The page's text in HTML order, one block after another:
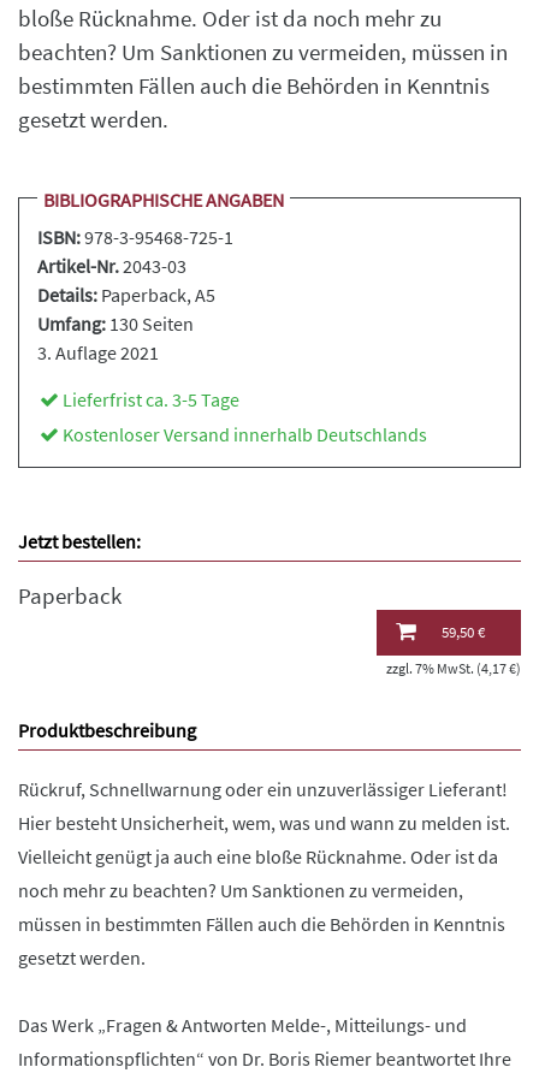
bloße Rücknahme. Oder ist da noch mehr zu
beachten? Um Sanktionen zu vermeiden, müssen in
bestimmten Fällen auch die Behörden in Kenntnis
gesetzt werden.
BIBLIOGRAPHISCHE ANGABEN
ISBN:978-3-95468-725-1
Artikel-Nr.2043-03
Details: Paperback, A5
Umfang: 130 Seiten
3. Auflage 2021
Lieferfrist ca. 3-5 Tage
Kostenloser Versand innerhalb Deutschlands
Jetzt bestellen:
Paperback
59,50 €
zzgl. 7% MwSt. (4,17 €)
Produktbeschreibung
Rückruf, Schnellwarnung oder ein unzuverlässiger Lieferant!
Hier besteht Unsicherheit, wem, was und wann zu melden ist.
Vielleicht genügt ja auch eine bloße Rücknahme. Oder ist da
noch mehr zu beachten? Um Sanktionen zu vermeiden,
müssen in bestimmten Fällen auch die Behörden in Kenntnis
gesetzt werden.
Das Werk „Fragen & Antworten Melde-, Mitteilungs- und
Informationspflichten“ von Dr. Boris Riemer beantwortet Ihre